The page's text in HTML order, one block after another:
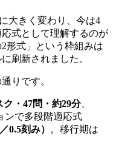
大きく変わり、今は4
式として理解するのが
形式」という枠組みは
刷新されました。
りです。
ク・47問・約29分、
ンで多段階適応式
0.5刻み）
。移行期は